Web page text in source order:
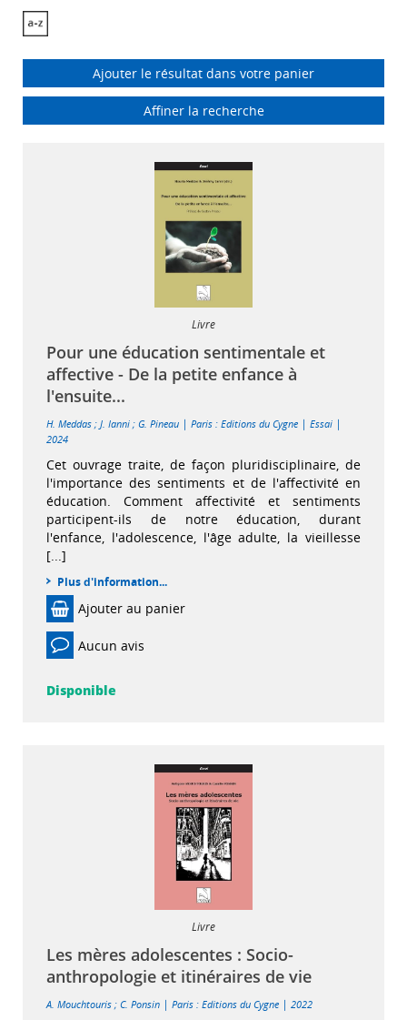
Ajouter le résultat dans votre panier
Affiner la recherche
Livre
Pour une éducation sentimentale et
affective - De la petite enfance à
l'ensuite...
H. Meddas ; J. Ianni ; G. Pineau | Paris : Editions du Cygne | Essai |
2024
Cet ouvrage traite, de façon pluridisciplinaire, de
l'importance des sentiments et de l'affectivité en
éducation. Comment affectivité et sentiments
participent-ils de notre éducation, durant
l'enfance, l'adolescence, l'âge adulte, la vieillesse
[...]
Plus d'information...
Ajouter au panier
Aucun avis
Disponible
Livre
Les mères adolescentes : Socio-
anthropologie et itinéraires de vie
A. Mouchtouris ; C. Ponsin | Paris : Editions du Cygne | 2022